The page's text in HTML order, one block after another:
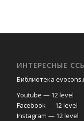
ИНТЕРЕСНЫЕ
Библиотека
Youtube — 12 level
Facebook — 12 level
Instagram — 12 level